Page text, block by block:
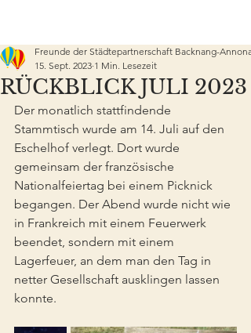
RÜCKBLICK JULI 2023
Freunde der Städtepartnerschaft Backnang-
15. Sept. 2023 1 Min. Lesezeit
Der monatlich stattfindende
Stammtisch wurde am 14. Juli auf den
Eschelhof verlegt. Dort wurde
gemeinsam der französische
Nationalfeiertag bei einem Picknick
begangen. Der Abend wurde nicht wie
in Frankreich mit einem Feuerwerk
beendet, sondern mit einem
Lagerfeuer, an dem man den Tag in
netter Gesellschaft ausklingen lassen
konnte.